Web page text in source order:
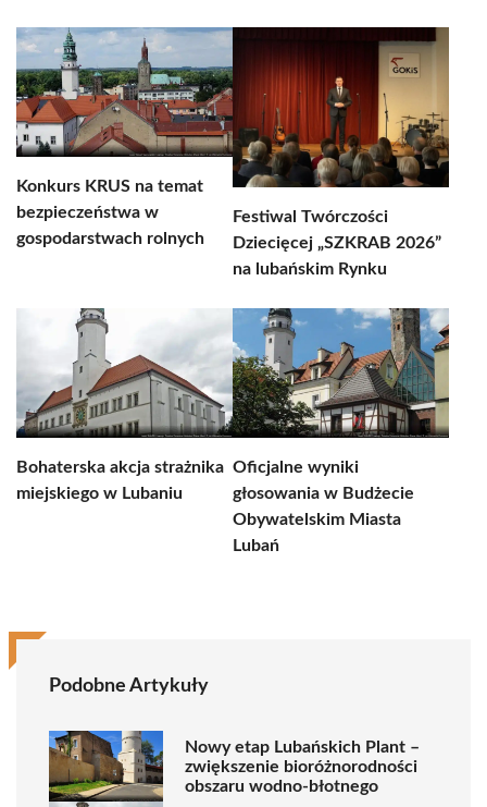
Konkurs KRUS na temat
bezpieczeństwa w
gospodarstwach rolnych
Festiwal Twórczości
Dziecięcej „SZKRAB 2026”
na lubańskim Rynku
Bohaterska akcja strażnika
miejskiego w Lubaniu
Oficjalne wyniki
głosowania w Budżecie
Obywatelskim Miasta
Lubań
Podobne Artykuły
Nowy etap Lubańskich Plant –
zwiększenie bioróżnorodności
obszaru wodno-błotnego